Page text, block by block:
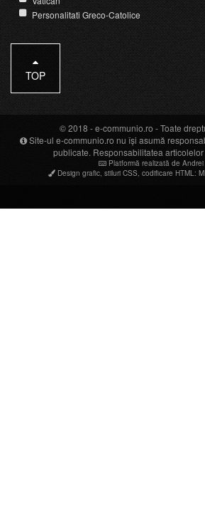
Personalitati Greco-Catolice
TOP
© 2018 -e-communio.ro - Toate
Site-ul e-communio.ro nu își asumă
publicate. Responsabilitatea
Platformă realizată de Andrei
Design grafic stiluri CSS codificare HTML :